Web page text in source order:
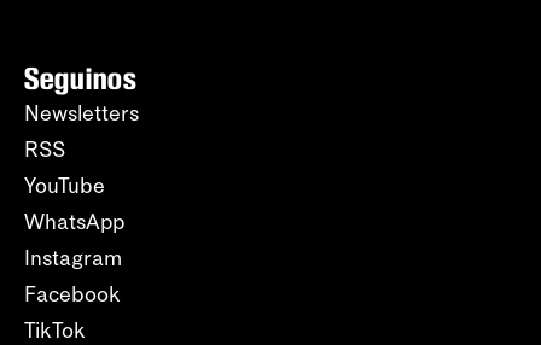
Seguinos
Newsletters
RSS
YouTube
WhatsApp
Instagram
Facebook
TikTok